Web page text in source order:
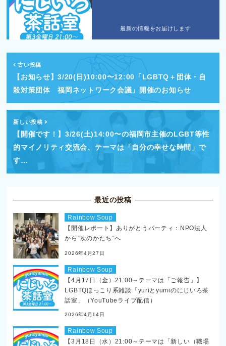
最新の情報をお届けします
古い投稿
【お知らせ】3/20(日)10:00〜12:00「LGBTQ＋団体・自
殺対策団体 福岡ネットワーク会議」開催のお知らせ
新しい投稿
【開催です！】3/26(土)14:00〜の福岡市主催のLGBT等性
的マイノリティ交流会、テーマは「自分の幸せな時間」で
す…
最近の投稿
Rainbow Soup
【開催レポート】ありがとうパーティ：NPO法人
から“次のかたち”へ
2026年4月27日
Rainbow Soup
【4月17日（金）21:00～テーマは「ご報告」】
LGBTQほっこり系雑談「yuriとyumiのにじいろ茶
話室」（YouTubeライブ配信）
2026年4月14日
Rainbow Soup
【3月18日（水）21:00～テーマは「新しい（職場